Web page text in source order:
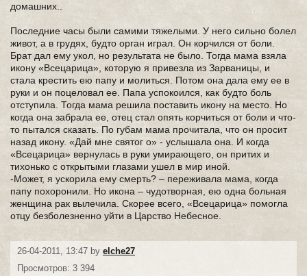
домашних..
Последние часы были самими тяжелыми. У него сильно болел
живот, а в грудях, будто орган играл. Он корчился от боли.
Брат дал ему укол, но результата не было. Тогда мама взяла
икону «Всецарица», которую я привезла из Зарваницы, и
стала крестить ею папу и молиться. Потом она дала ему ее в
руки и он поцеловал ее. Папа успокоился, как будто боль
отступила. Тогда мама решила поставить икону на место. Но
когда она забрала ее, отец стал опять корчиться от боли и что-
то пытался сказать. По губам мама прочитала, что он просит
назад икону. «Дай мне святог о» - услышала она. И когда
«Всецарица» вернулась в руки умирающего, он притих и
тихонько с открытыми глазами ушел в мир иной.
-Может, я ускорила ему смерть? – переживала мама, когда
папу похоронили. Но икона – чудотворная, ею одна больная
женщина рак вылечила. Скорее всего, «Всецарица» помогла
отцу безболезненно уйти в Царство Небесное.
26-04-2011, 13:47 by elche27
Просмотров: 3 394